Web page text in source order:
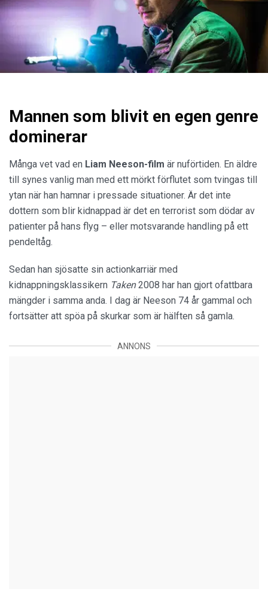
Mannen som blivit en egen genre
dominerar
Många vet vad en Liam Neeson-film är nuförtiden. En äldre
till synes vanlig man med ett mörkt förflutet som tvingas till
ytan när han hamnar i pressade situationer. Är det inte
dottern som blir kidnappad är det en terrorist som dödar av
patienter på hans flyg – eller motsvarande handling på ett
pendeltåg.
Sedan han sjösatte sin actionkarriär med
kidnappningsklassikern Taken2008 har han gjort ofattbara
mängder i samma anda. I dag är Neeson 74 år gammal och
fortsätter att spöa på skurkar som är hälften så gamla.
ANNONS